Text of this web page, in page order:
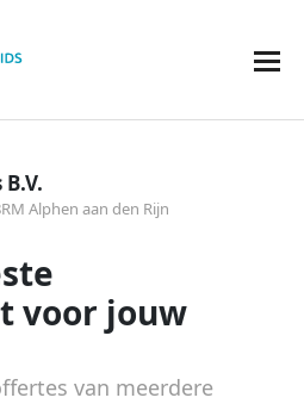
Alphen aan den Rijn
voor jouw
van meerdere